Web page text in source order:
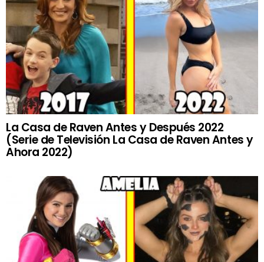
La Casa de Raven Antes y Después 2022
(Serie de Televisión La Casa de Raven Antes y
Ahora 2022)